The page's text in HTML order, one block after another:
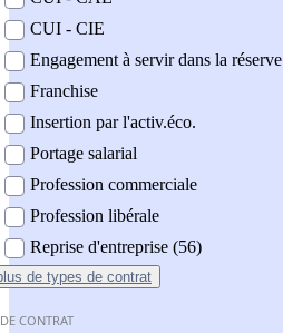
CUI - CIE
Engagement à servir dans la réserve
Franchise
Insertion par l'activ.éco.
Portage salarial
Profession commerciale
Profession libérale
Reprise d'entreprise (56)
de types de contrat
CONTRAT